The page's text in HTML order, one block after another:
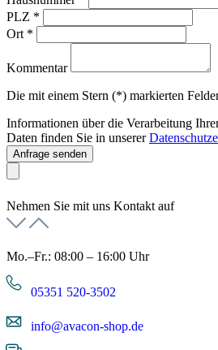
PLZ *
Ort *
Kommentar
Die mit einem Stern (*) markierten
Informationen über die Verarbeitung
Daten finden Sie in unserer
Anfrage senden
Nehmen Sie mit uns Kontakt auf
Mo.–Fr.: 08:00 – 16:00 Uhr
05351 520-3502
info@avacon-shop.de